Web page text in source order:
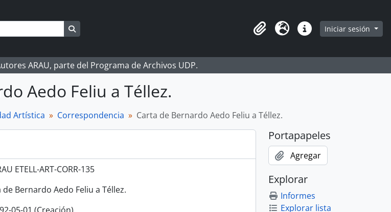
Portapapeles
Idioma Enlaces rápidos
Iniciar sesión
ARAU, parte del Programa de Archivos UDP.
Aedo Feliu a Téllez.
Artística Correspondencia Carta de Bernardo Aedo Feliu a Téllez.
ETELL-ART-CORR-135
de Bernardo Aedo Feliu a Téllez.
Portapapeles
Agregar
Explorar
Informes
Explorar lista